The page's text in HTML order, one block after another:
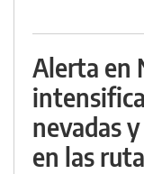
Alerta en
nevadas
en las